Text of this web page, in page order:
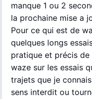
manque 1 ou 2
la prochaine mise a
Pour ce qui est de
quelques longs
pratique et précis de
waze sur les essais
trajets que je
sens interdit ou